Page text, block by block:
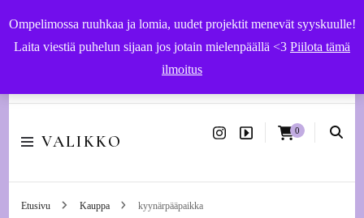
Ompelimossa ruuhkaa ja lomia, uudet projektit menevät syyskuulle!
Laita viestiä puhelun sijaan jos jotain mielenpäällä <3 Piilota tämä
ilmoitus
VALIKKO
0
Etusivu Kauppa kyynärpääpaikka